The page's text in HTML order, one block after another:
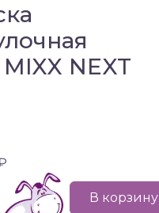
NEXT
В корзину